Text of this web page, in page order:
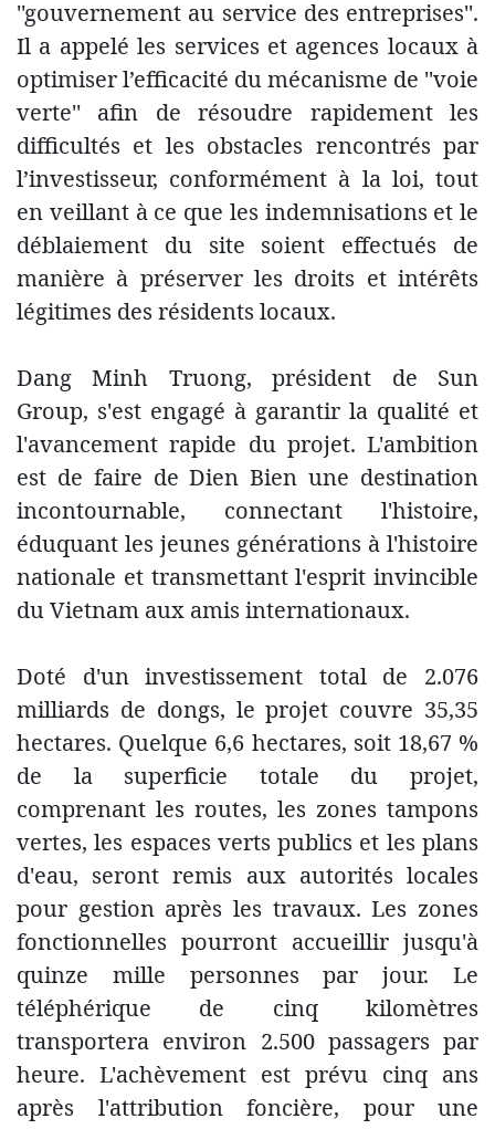
''gouvernement au service des entreprises''.
Il a appelé les services et agences locaux à
optimiser l’efficacité du mécanisme de ''voie
verte'' afin de résoudre rapidement les
difficultés et les obstacles rencontrés par
l’investisseur, conformément à la loi, tout
en veillant à ce que les indemnisations et le
déblaiement du site soient effectués de
manière à préserver les droits et intérêts
légitimes des résidents locaux.
Dang Minh Truong, président de Sun
Group, s'est engagé à garantir la qualité et
l'avancement rapide du projet. L'ambition
est de faire de Dien Bien une destination
incontournable, connectant l'histoire,
éduquant les jeunes générations à l'histoire
nationale et transmettant l'esprit invincible
du Vietnam aux amis internationaux.
Doté d'un investissement total de 2.076
milliards de dongs, le projet couvre 35,35
hectares. Quelque 6,6 hectares, soit 18,67 %
de la superficie totale du projet,
comprenant les routes, les zones tampons
vertes, les espaces verts publics et les plans
d'eau, seront remis aux autorités locales
pour gestion après les travaux. Les zones
fonctionnelles pourront accueillir jusqu'à
quinze mille personnes par jour. Le
téléphérique de cinq kilomètres
transportera environ 2.500 passagers par
heure. L'achèvement est prévu cinq ans
après l'attribution foncière, pour une